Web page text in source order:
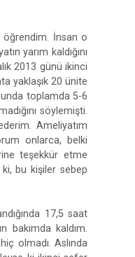
öğrendim. İnsan o
yarım kaldığını
2013 günü ikinci
yaklaşık 20 ünite
toplamda 5-6
söylemişti.
Ameliyatım
onlarca, belki
teşekkür etme
ki, bu kişiler sebep
17,5 saat
bakımda kaldım.
olmadı. Aslında